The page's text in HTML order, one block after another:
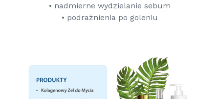
• nadmierne wydzielanie sebum
• podrażnienia po goleniu